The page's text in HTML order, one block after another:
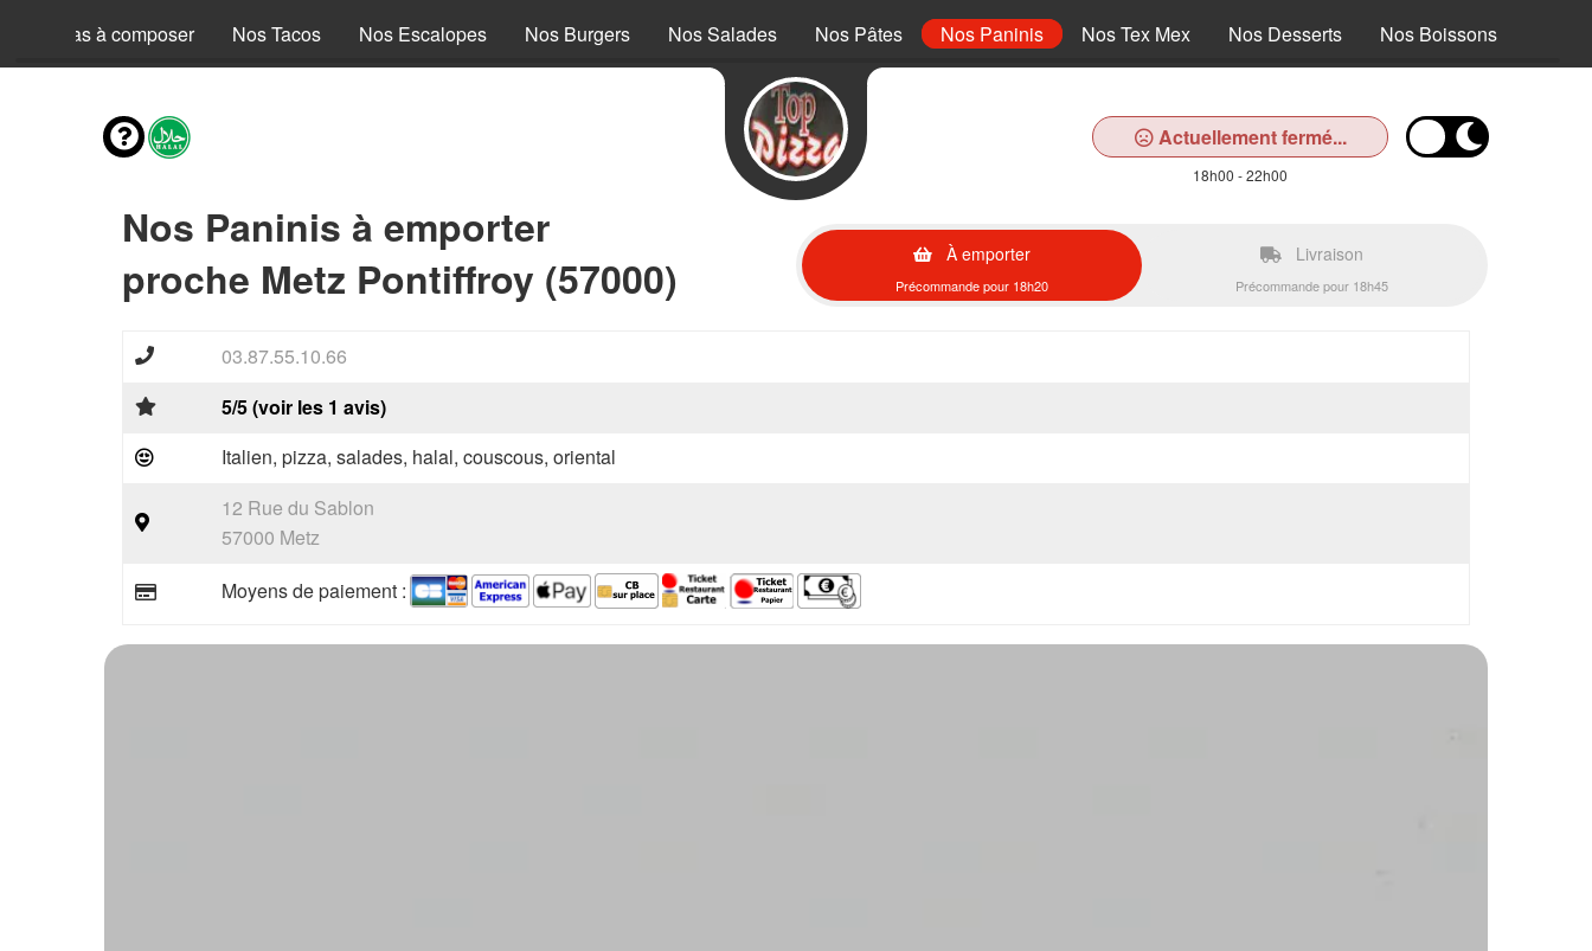
Pizzas à composer Nos Tacos Nos Escalopes Nos Burgers Nos Salades Nos Pâtes Nos Paninis Nos Tex Mex Nos Desserts Nos Boissons
Actuellement fermé...
18h00 - 22h00
Nos Paninis à emporter
proche Metz Pontiffroy (57000)
À emporter
Précommande pour 18h20
Livraison
Précommande pour 18h45
03.87.55.10.66
5/5 (voir les 1 avis)
Italien, pizza, salades, halal, couscous, oriental
12 Rue du Sablon
57000 Metz
Moyens de paiement :